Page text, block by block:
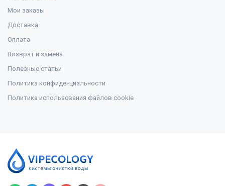
Мои заказы
Доставка
Оплата
Возврат и замена
Полезные статьи
Политика конфиденциальности
Политика использования файлов cookie